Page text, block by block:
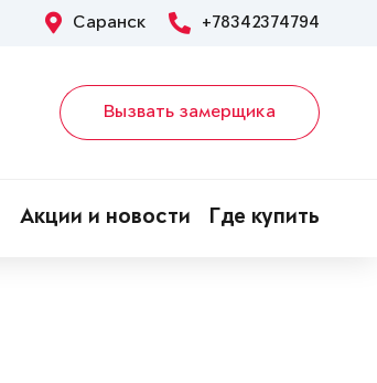
Саранск +78342374794
Вызвать замерщика
Акции и новости Где купить